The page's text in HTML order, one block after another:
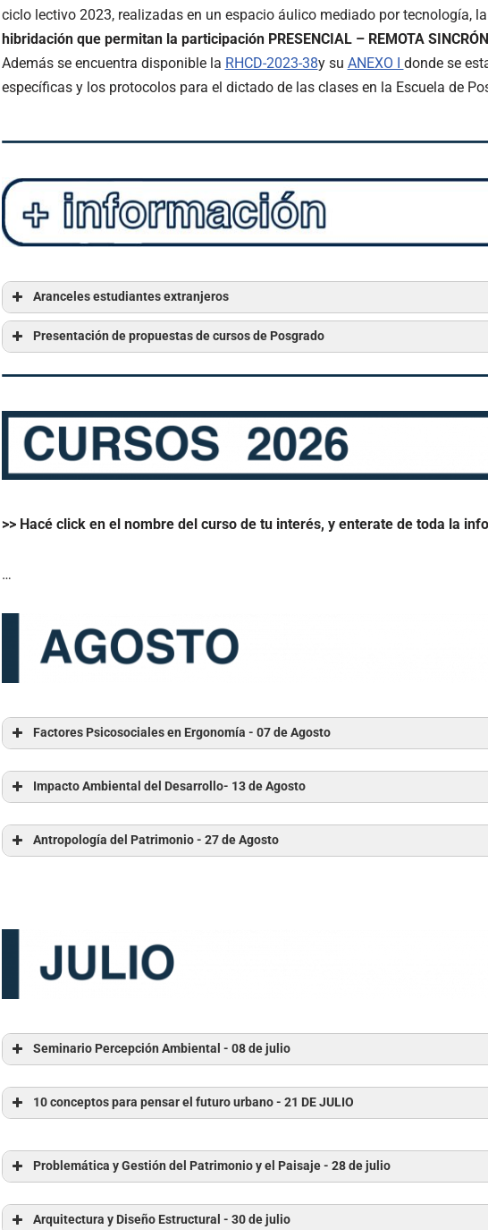
ciclo lectivo 2023, realizadas en un espacio áulico mediado por tecnología,
hibridación que permitan la participación PRESENCIAL – REMOTA
Además se encuentra disponible la RHCD-2023-38y su ANEXO I donde se
específicas y los protocolos para el dictado de las clases en la Escuela de
Aranceles estudiantes extranjeros
PAGOS DESDE EL
Presentación de propuestas de cursos de Posgrado
>> Hacé click en el nombre del curso de tu interés, y enterate de toda la
…
Factores Psicosociales en Ergonomía - 07 de Agosto
Impacto Ambiental del Desarrollo- 13 de Agosto
Antropología del Patrimonio - 27 de Agosto
Seminario Percepción Ambiental - 08 de julio
10 conceptos para pensar el futuro urbano - 21 DE JULIO
Problemática y Gestión del Patrimonio y el Paisaje - 28 de julio
Arquitectura y Diseño Estructural - 30 de julio